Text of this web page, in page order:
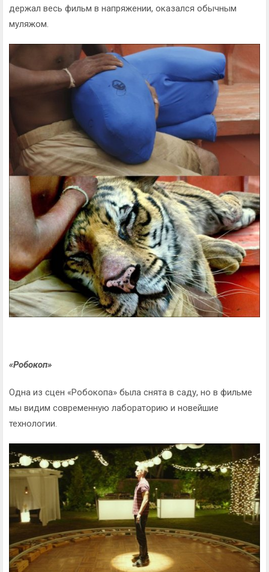
держал весь фильм в напряжении, оказался обычным
муляжом.
«Робокоп»
Одна из сцен «Робокопа» была снята в саду, но в фильме
мы видим современную лабораторию и новейшие
технологии.